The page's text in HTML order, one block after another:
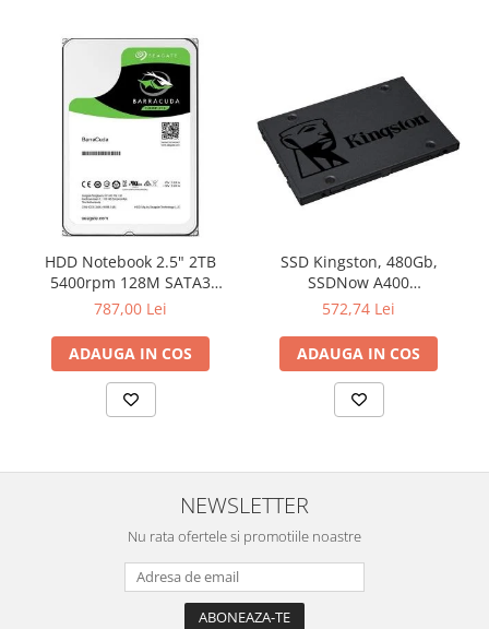
Printing
Multifunctionale
Imprimante
Imprimante 3D
TV, Multimedia & Electronice
Televizoare & accesorii
Multiboard & Accessorii
Multimedia
Foto & Video
Cloud si Aplicatii SaaS
Sisteme Videoconferinta
HDD Notebook 2.5" 2TB
5400rpm 128M SATA3
SEAGATE
787,00 Lei
ADAUGA IN COS
SSD Kingston, 480Gb,
SSDNow A400
"SA400S37/480G"
572,74 Lei
ADAUGA IN COS
NEWSLETTER
Nu rata ofertele si promotiile noastre